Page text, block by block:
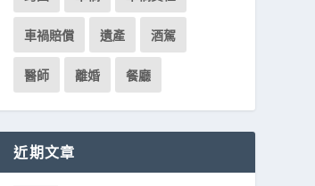
車禍賠償 遺產 酒駕
醫師 離婚 餐廳
近期文章